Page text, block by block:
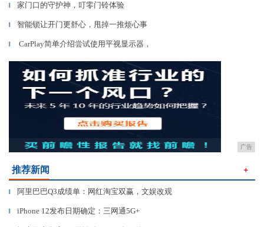
▎ 家门口的守护神，叮零门铃体验
▎ 智能锁让开门更舒心，甩掉一推烦心事
▎ CarPlay简单介绍尝试使用平视显示器，
广告
推荐新闻 ＋
▎ 阿里巴巴Q3成绩单：网红淘宝双赢，文娱改观
▎ iPhone 12发布日期确定：三网通5G+